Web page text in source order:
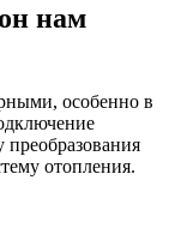
нам
особенно в
отопления.